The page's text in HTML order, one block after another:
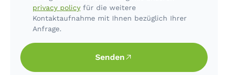
privacy policy für die weitere
Kontaktaufnahme mit Ihnen bezüglich Ihrer
Anfrage.
Senden